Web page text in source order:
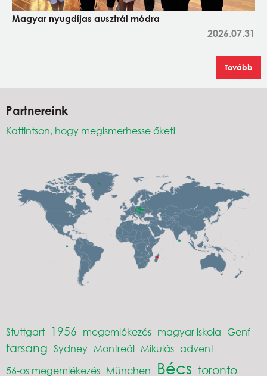
Magyar nyugdíjas ausztrál módra
2026.07.31
Tovább
Partnereink
Kattintson, hogy megismerhesse őket!
Stuttgart 1956 megemlékezés magyar iskola Genf
farsang Sydney Montreál Mikulás advent
56-os megemlékezés München Bécs toronto